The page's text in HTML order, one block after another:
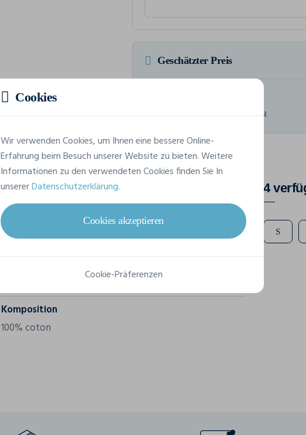
Geschätzter Preis
HTVA Insgesamt 64,97 € inkl. MwSt.
Merkmale
Marke
Build Your Brand
Referenz
BY032
Komposition
100% coton
4
S
Cookies
Wir verwenden Cookies, um Ihnen eine bessere Online-
Erfahrung beim Besuch unserer Website zu bieten. Weitere
Informationen zu den verwendeten Cookies finden Sie In
unsererDatenschutzerklärung.
Cookies akzeptieren
Cookie-Präferenzen